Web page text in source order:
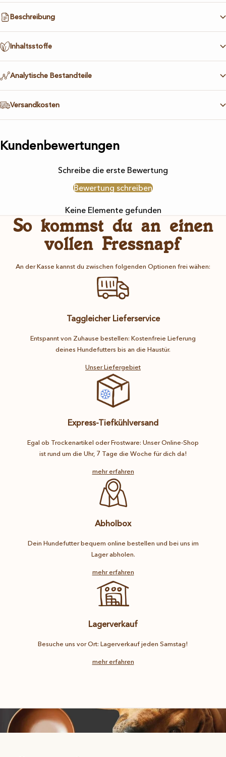
Beschreibung
Inhaltsstoffe
Analytische Bestandteile
Versandkosten
Kundenbewertungen
Schreibe die erste Bewertung
Bewertung schreiben
Keine Elemente gefunden
So kommst du an einen
vollen Fressnapf
An der Kasse kannst du zwischen folgenden Optionen frei wähen:
Taggleicher Lieferservice
Entspannt von Zuhause bestellen: Kostenfreie Lieferung
deines Hundefutters bis an die Haustür.
Unser Liefergebiet
Express-Tiefkühlversand
Egal ob Trockenartikel oder Frostware: Unser Online-Shop
ist rund um die Uhr, 7 Tage die Woche für dich da!
mehr erfahren
Abholbox
Dein Hundefutter bequem online bestellen und bei uns im
Lager abholen.
mehr erfahren
Lagerverkauf
Besuche uns vor Ort: Lagerverkauf jeden Samstag!
mehr erfahren